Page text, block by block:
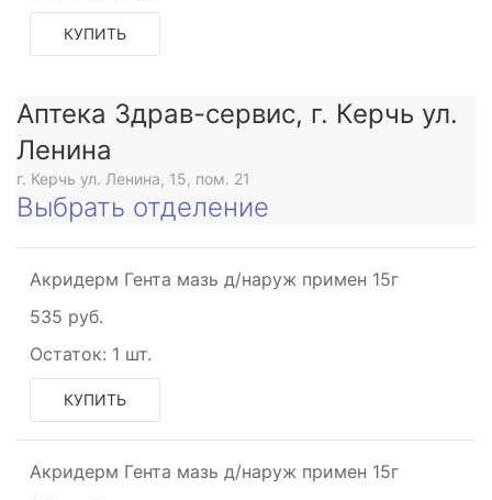
КУПИТЬ
Аптека Здрав-сервис, г. Керчь ул.
Ленина
г. Керчь ул. Ленина, 15, пом. 21
Выбрать отделение
Акридерм Гента мазь д/наруж примен 15г
535 руб.
Остаток: 1 шт.
КУПИТЬ
Акридерм Гента мазь д/наруж примен 15г